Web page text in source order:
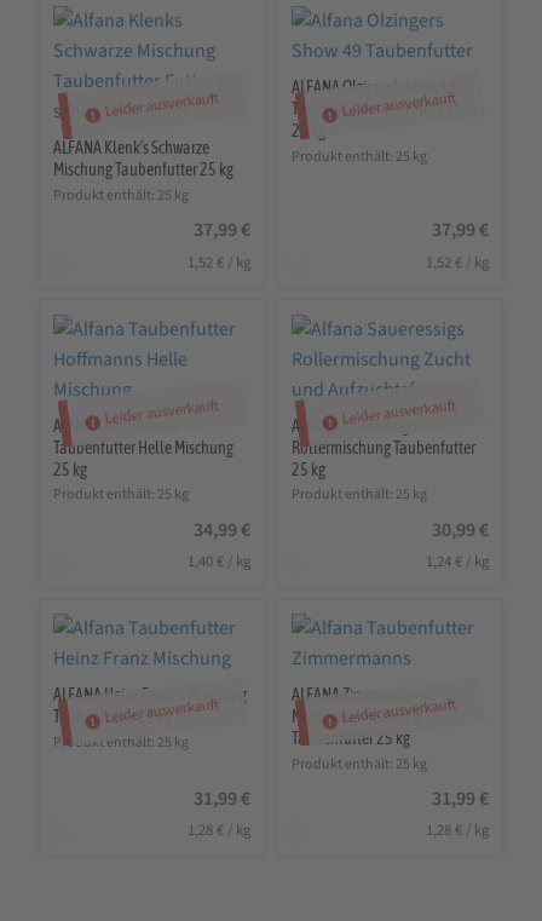
Leider ausverkauft
ALFANA Klenk’s Schwarze
Mischung Taubenfutter 25 kg
Produkt enthält: 25 kg
37,99 €
1,52 € / kg
Leider ausverkauft
ALFANA Olzinger’s Show49
Taubenfutter für Kropftauben
25 kg
Produkt enthält: 25 kg
37,99 €
1,52 €/ kg
Leider ausverkauft
ALFANA Hoffmann’s
Taubenfutter Helle Mischung
25 kg
Produkt enthält: 25 kg
34,99 €
1,40 € / kg
Leider ausverkauft
ALFANA Saueressig’s
Rollermischung Taubenfutter
25 kg
Produkt enthält: 25 kg
30,99 €
1,24 €/ kg
Leider ausverkauft
ALFANA Heinz Franz’s Mischung
Taubenfutter 25 kg
Produkt enthält: 25 kg
31,99 €
1,28 € / kg
Leider ausverkauft
ALFANA Zimmermann’s
Modenesermischung
Taubenfutter 25 kg
Produkt enthält: 25 kg
31,99 €
1,28 €/ kg